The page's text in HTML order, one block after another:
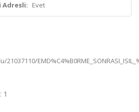
Adresli: Evet
1